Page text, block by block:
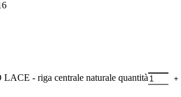
- riga centrale naturale quantità